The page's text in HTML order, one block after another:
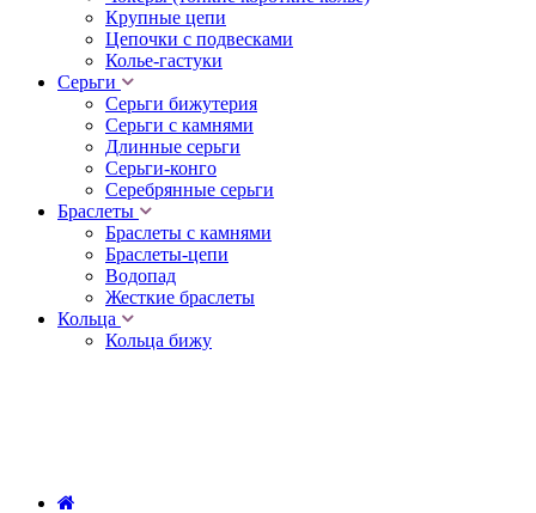
Крупные цепи
Цепочки с подвесками
Колье-гастуки
Серьги
Серьги бижутерия
Серьги с камнями
Длинные серьги
Серьги-конго
Серебрянные серьги
Браслеты
Браслеты с камнями
Браслеты-цепи
Водопад
Жесткие браслеты
Кольца
Кольца бижу